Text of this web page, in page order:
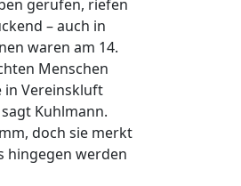
gerufen, riefen
– auch in
waren am 14.
Menschen
in Vereinskluft
Kuhlmann.
doch sie merkt
hingegen werden